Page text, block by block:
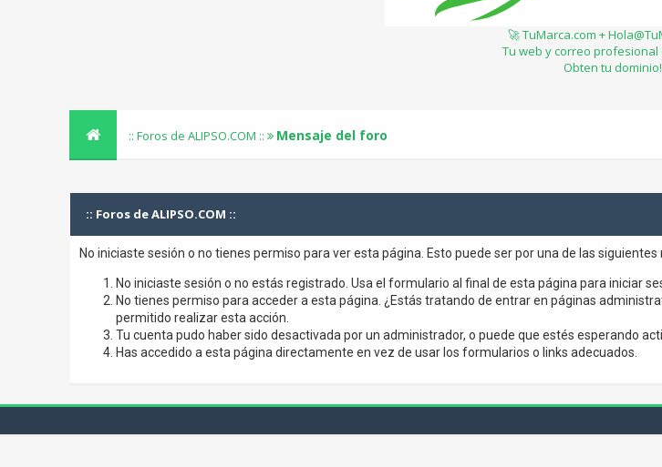
🚀 TuMarca.com +
Tu web y correo profesional
Obten tu dominio!
:: Foros de ALIPSO.COM :: Mensaje del foro
:: Foros de ALIPSO.COM ::
No iniciaste sesión o no tienes permiso para ver esta página. Esto puede ser por una de las siguientes
No iniciaste sesión o no estás registrado. Usa el formulario al final de esta página para iniciar
No tienes permiso para acceder a esta página. ¿Estás tratando de entrar en páginas
permitido realizar esta acción.
Tu cuenta pudo haber sido desactivada por un administrador, o puede que estés esperando
Has accedido a esta página directamente en vez de usar los formularios o links adecuados.